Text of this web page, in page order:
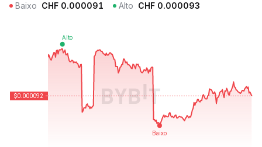
Baixo CHF 0.000091 Alto CHF 0.000093